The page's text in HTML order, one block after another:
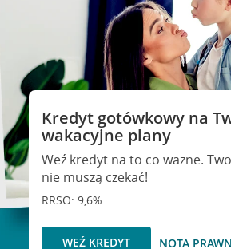
Kredyt gotówkowy na
wakacyjne plany
Weź kredyt na to co ważne.
nie muszą czekać!
RRSO: 9,6%
WEŹ KREDYT NOTA